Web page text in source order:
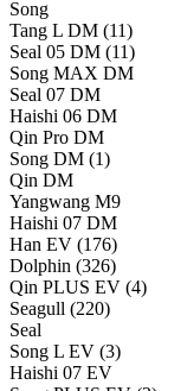
Song
Tang L DM (11)
Seal 05 DM (11)
Song MAX DM
Seal 07 DM
Haishi 06 DM
Qin Pro DM
Song DM (1)
Qin DM
Yangwang M9
Haishi 07 DM
Han EV (176)
Dolphin (326)
Qin PLUS EV (4)
Seagull (220)
Seal
Song L EV (3)
Haishi 07 EV